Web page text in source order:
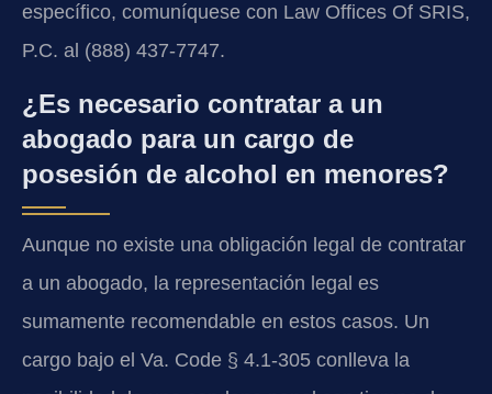
específico, comuníquese con Law Offices Of SRIS,
P.C. al (888) 437-7747.
¿Es necesario contratar a un
abogado para un cargo de
posesión de alcohol en menores?
Aunque no existe una obligación legal de contratar
a un abogado, la representación legal es
sumamente recomendable en estos casos. Un
cargo bajo el Va. Code § 4.1-305 conlleva la